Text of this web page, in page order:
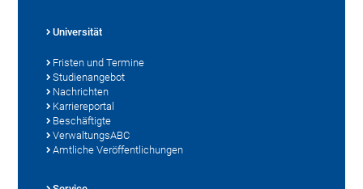
Universität
Fristen und Termine
Studienangebot
Nachrichten
Karriereportal
Beschäftigte
VerwaltungsABC
Amtliche Veröffentlichungen